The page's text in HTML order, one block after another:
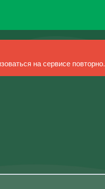
на сервисе повторно.